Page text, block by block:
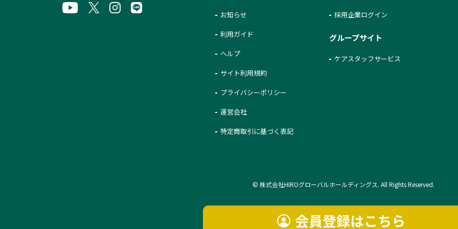
会員登録はこちら
お知らせ
利用ガイド
ヘルプ
サイト利用規約
プライバシーポリシー
運営会社
特定商取引に基づく表記
採用企業ログイン
グループサイト
ケアスタッフサービス
© 株式会社HIROグローバルホールディングス. All Rights Reserved.